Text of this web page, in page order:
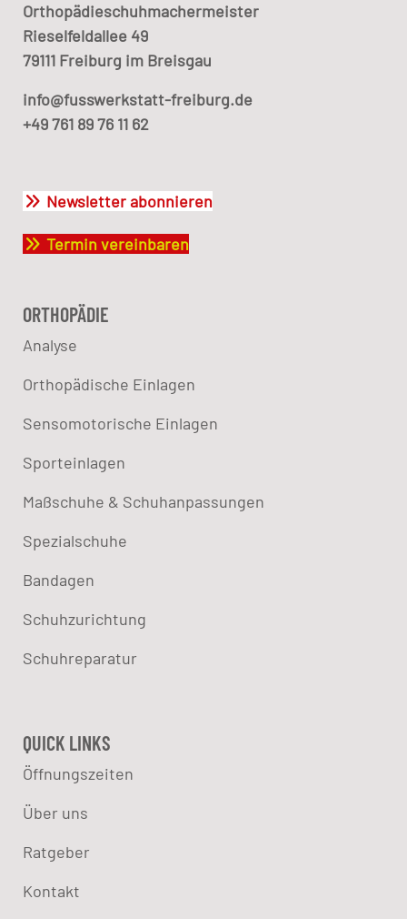
Orthopädieschuhmachermeister
Rieselfeldallee 49
79111 Freiburg im Breisgau
info@fusswerkstatt-freiburg.de
+49 761 89 76 11 62
Newsletter abonnieren
Termin vereinbaren
ORTHOPÄDIE
Analyse
Orthopädische Einlagen
Sensomotorische Einlagen
Sporteinlagen
Maßschuhe & Schuhanpassungen
Spezialschuhe
Bandagen
Schuhzurichtung
Schuhreparatur
QUICK LINKS
Öffnungszeiten
Über uns
Ratgeber
Kontakt